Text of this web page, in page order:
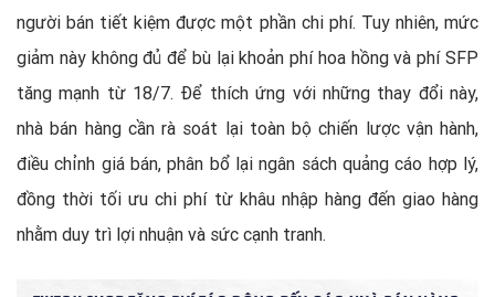
người bán tiết kiệm được một phần chi phí. Tuy nhiên, mức
giảm này không đủ để bù lại khoản phí hoa hồng và phí SFP
tăng mạnh từ 18/7. Để thích ứng với những thay đổi này,
nhà bán hàng cần rà soát lại toàn bộ chiến lược vận hành,
điều chỉnh giá bán, phân bổ lại ngân sách quảng cáo hợp lý,
đồng thời tối ưu chi phí từ khâu nhập hàng đến giao hàng
nhằm duy trì lợi nhuận và sức cạnh tranh.